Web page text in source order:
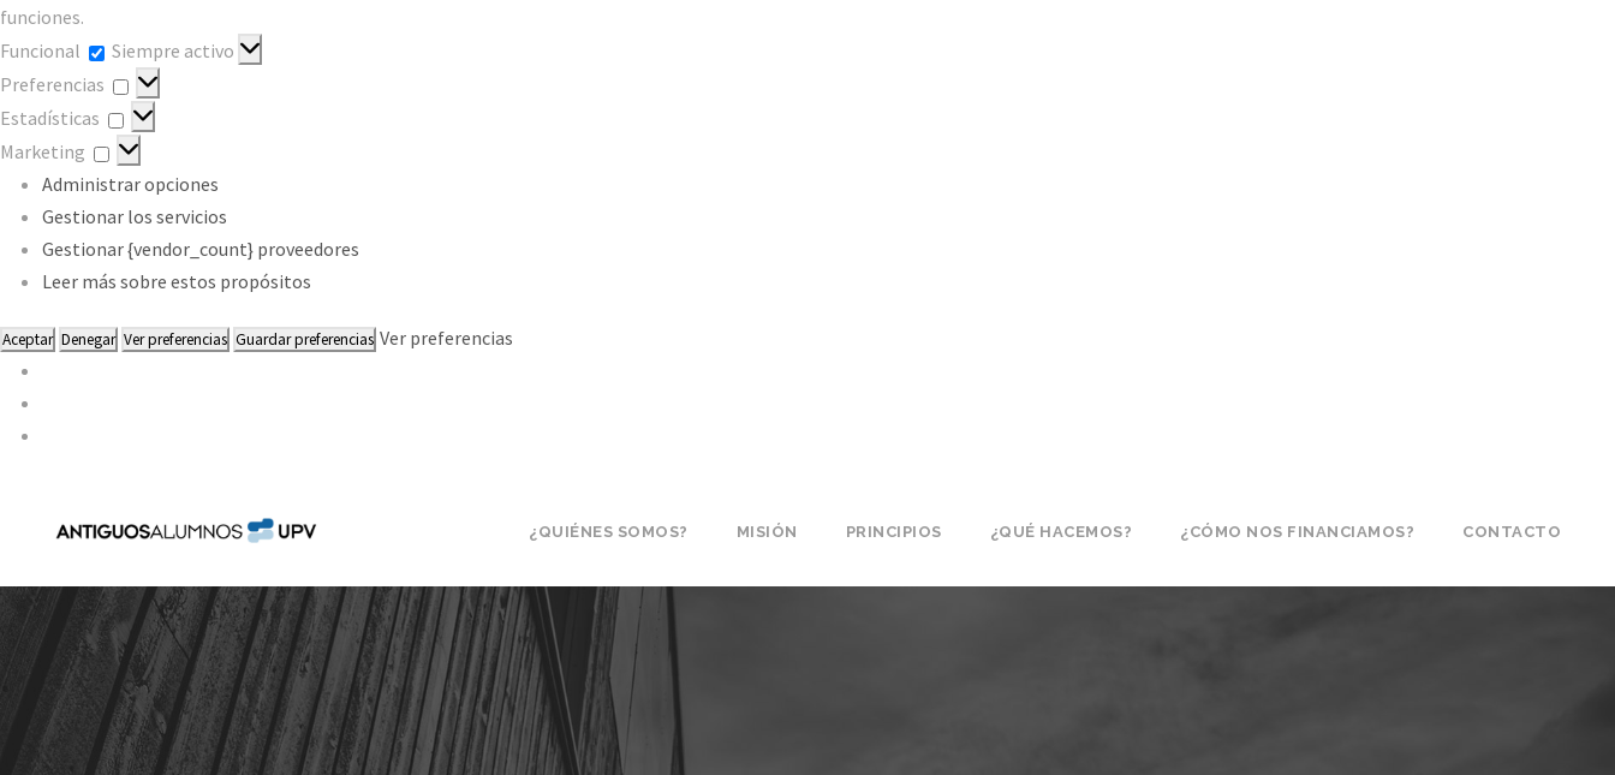
funciones.
Funcional
Funcional
Siempre activo
Preferencias
Preferencias
Estadísticas
Estadísticas
Marketing
Marketing
Administrar opciones
Gestionar los servicios
Gestionar {vendor_count} proveedores
Leer más sobre estos propósitos
Aceptar Denegar Ver preferencias Guardar preferencias Ver preferencias
¿QUIÉNES SOMOS? MISIÓN PRINCIPIOS ¿QUÉ HACEMOS? ¿CÓMO NOS FINANCIAMOS? CONTACTO